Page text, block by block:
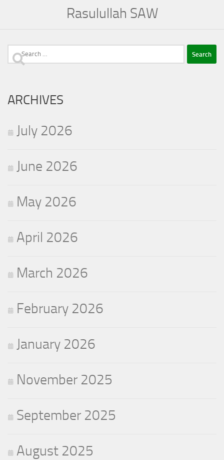
Rasulullah SAW
Search
ARCHIVES
July 2026
June 2026
May 2026
April 2026
March 2026
February 2026
January 2026
November 2025
September 2025
August 2025